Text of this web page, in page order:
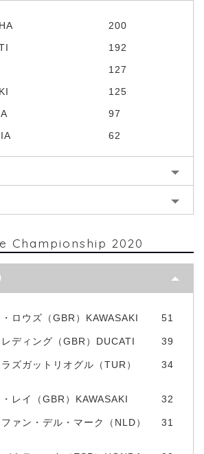
200
192
127
125
97
62
Championship 2020
ロウズ（GBR）KAWASAKI 51
ディング（GBR）DUCATI 39
ズガットリオグル（TUR）
34
レイ（GBR）KAWASAKI 32
ァン・デル・マーク（NLD）
31